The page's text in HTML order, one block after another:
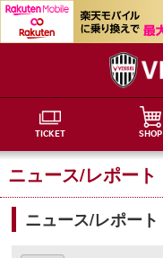
TICKET SHOP
ニュース/レポート
ニュース/レポート